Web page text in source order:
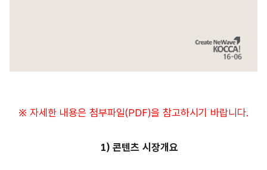
※ 자세한 내용은 첨부파일(PDF)을 참고하시기 바랍니다.
1) 콘텐츠 시장개요